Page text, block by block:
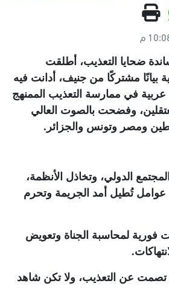
ضحايا التعذيب، أطلقت
بيانًا مشتركًا من جنيف، أدانت فيه
في ممارسة التعذيب الممنهج
وفضحت بالصوت العالي
ومصر وتونس والجزائر .
الدولي، وتخاذل الأنظمة،
عوامل تُطيل أمد الجريمة وتحرم
فورية لمحاسبة الجناة وتعويض
.
تصمت عن التعذيب، ولا تكن شاهد